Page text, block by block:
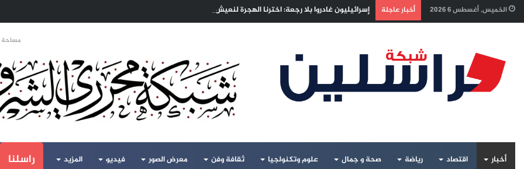
الخميس, أغسطس 6 2026 أخبار عاجلة إسرائيليون غادروا بلا رجعة: اخترنا الهجرة لنعيش بلا خوف
مساحة
أخبار اقتصاد رياضة صحة و جمال علوم وتكنولجيا ثقافة وفن معرض الصور فيديو المزيد راسلنا